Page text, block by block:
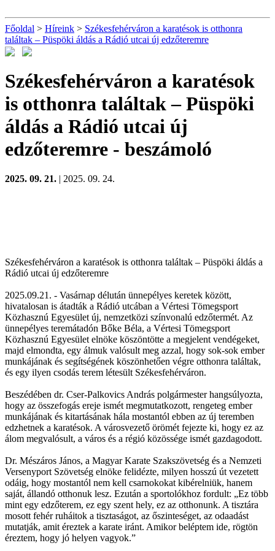
Főoldal > Híreink > Székesfehérváron a karatésok is otthonra
találtak – Püspöki áldás a Rádió utcai új edzőteremre
Székesfehérváron a karatésok
is otthonra találtak – Püspöki
áldás a Rádió utcai új
edzőteremre - beszámoló
2025. 09. 21. | 2025. 09. 24.
Székesfehérváron a karatésok is otthonra találtak – Püspöki áldás a
Rádió utcai új edzőteremre
2025.09.21. - Vasárnap délután ünnepélyes keretek között,
hivatalosan is átadták a Rádió utcában a Vértesi Tömegsport
Közhasznú Egyesület új, nemzetközi színvonalú edzőtermét. Az
ünnepélyes teremátadón Bőke Béla, a Vértesi Tömegsport
Közhasznú Egyesület elnöke köszöntötte a megjelent vendégeket,
majd elmondta, egy álmuk valósult meg azzal, hogy sok-sok ember
munkájának és segítségének köszönhetően végre otthonra találtak,
és egy ilyen csodás terem létesült Székesfehérváron.
Beszédében dr. Cser-Palkovics András polgármester hangsúlyozta,
hogy az összefogás ereje ismét megmutatkozott, rengeteg ember
munkájának és kitartásának hála mostantól ebben az új teremben
edzhetnek a karatésok. A városvezető örömét fejezte ki, hogy ez az
álom megvalósult, a város és a régió közössége ismét gazdagodott.
Dr. Mészáros János, a Magyar Karate Szakszövetség és a Nemzeti
Versenyport Szövetség elnöke felidézte, milyen hosszú út vezetett
odáig, hogy mostantól nem kell csarnokokat kibérelniük, hanem
saját, állandó otthonuk lesz. Ezután a sportolókhoz fordult: „Ez több
mint egy edzőterem, ez egy szent hely, ez az otthonunk. A tisztára
mosott fehér ruháitok a tisztaságot, az őszinteséget, az odaadást
mutatják, amit éreztek a karate iránt. Amikor beléptem ide, rögtön
éreztem, hogy jó helyen vagyok.”